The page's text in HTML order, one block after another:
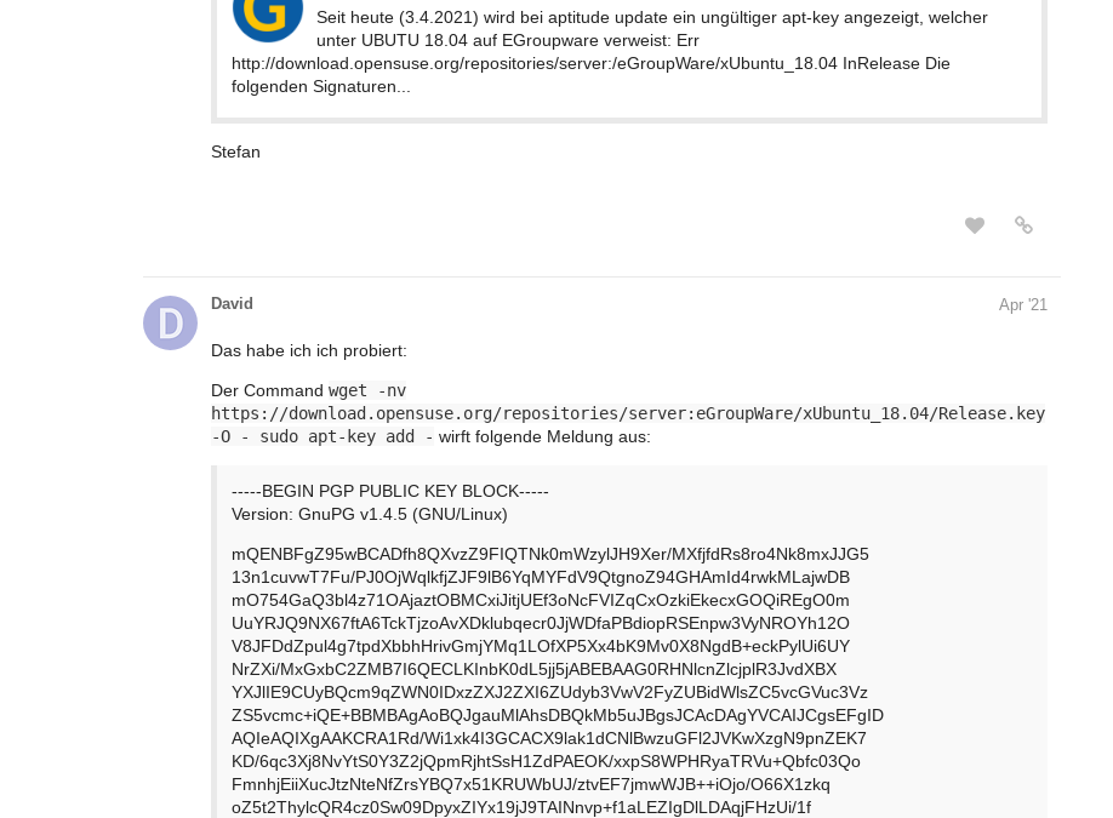
Seit heute (3.4.2021) wird bei aptitude update ein ungültiger apt-key angezeigt, welcher
unter UBUTU 18.04 auf EGroupware verweist: Err
http://download.opensuse.org/repositories/server:/eGroupWare/xUbuntu_18.04 InRelease Die
folgenden Signaturen...
Stefan
David Apr '21
Das habe ich ich probiert:
Der Command wget -nv
https://download.opensuse.org/repositories/server:eGroupWare/xUbuntu_18.04/Release.key
-O - sudo apt-key add - wirft folgende Meldung aus:
-----BEGIN PGP PUBLIC KEY BLOCK-----
Version: GnuPG v1.4.5 (GNU/Linux)
mQENBFgZ95wBCADfh8QXvzZ9FIQTNk0mWzylJH9Xer/MXfjfdRs8ro4Nk8mxJJG5
13n1cuvwT7Fu/PJ0OjWqlkfjZJF9lB6YqMYFdV9QtgnoZ94GHAmId4rwkMLajwDB
mO754GaQ3bl4z71OAjaztOBMCxiJitjUEf3oNcFVIZqCxOzkiEkecxGOQiREgO0m
UuYRJQ9NX67ftA6TckTjzoAvXDklubqecr0JjWDfaPBdiopRSEnpw3VyNROYh12O
V8JFDdZpul4g7tpdXbbhHrivGmjYMq1LOfXP5Xx4bK9Mv0X8NgdB+eckPylUi6UY
NrZXi/MxGxbC2ZMB7I6QECLKInbK0dL5jj5jABEBAAG0RHNlcnZlcjplR3JvdXBX
YXJlIE9CUyBQcm9qZWN0IDxzZXJ2ZXI6ZUdyb3VwV2FyZUBidWlsZC5vcGVuc3Vz
ZS5vcmc+iQE+BBMBAgAoBQJgauMlAhsDBQkMb5uJBgsJCAcDAgYVCAIJCgsEFgID
AQIeAQIXgAAKCRA1Rd/Wi1xk4I3GCACX9lak1dCNlBwzuGFl2JVKwXzgN9pnZEK7
KD/6qc3Xj8NvYtS0Y3Z2jQpmRjhtSsH1ZdPAEOK/xxpS8WPHRyaTRVu+Qbfc03Qo
FmnhjEiiXucJtzNteNfZrsYBQ7x51KRUWbUJ/ztvEF7jmwWJB++iOjo/O66X1zkq
oZ5t2ThylcQR4cz0Sw09DpyxZIYx19jJ9TAINnvp+f1aLEZIgDlLDAqjFHzUi/1f